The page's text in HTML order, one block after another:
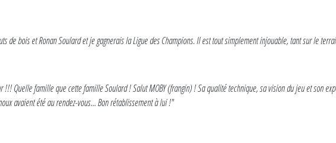
de bois et Ronan Soulard et je gagnerais la Ligue des Champions. Il est tout simplement injouable, tant sur le
!!! Quelle famille que cette famille Soulard ! Salut MOBY (frangin) ! Sa qualité technique, sa vision du jeu et son
avaient été au rendez-vous... Bon rétablissement à lui !"